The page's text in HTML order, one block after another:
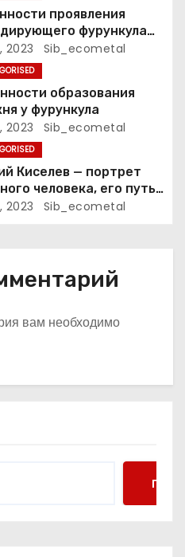
проявления
фурункула
МКБ-10
2023 Sib_ecometal
образования
у фурункула
2023 Sib_ecometal
Киселев — портрет
человека, его путь
и личное счастье
2023 Sib_ecometal
вам необходимо
Поиск